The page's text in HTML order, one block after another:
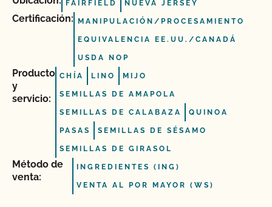
FAIRFIELD NUEVA JERSEY
Certificación: MANIPULACIÓN/PROCESAMIENTO
EQUIVALENCIA EE.UU./CANADÁ
USDA NOP
Producto
y
servicio:
CHÍA LINO MIJO
SEMILLAS DE AMAPOLA
SEMILLAS DE CALABAZA QUINOA
PASAS SEMILLAS DE SÉSAMO
SEMILLAS DE GIRASOL
Método de
venta:
INGREDIENTES (ING)
VENTA AL POR MAYOR (WS)